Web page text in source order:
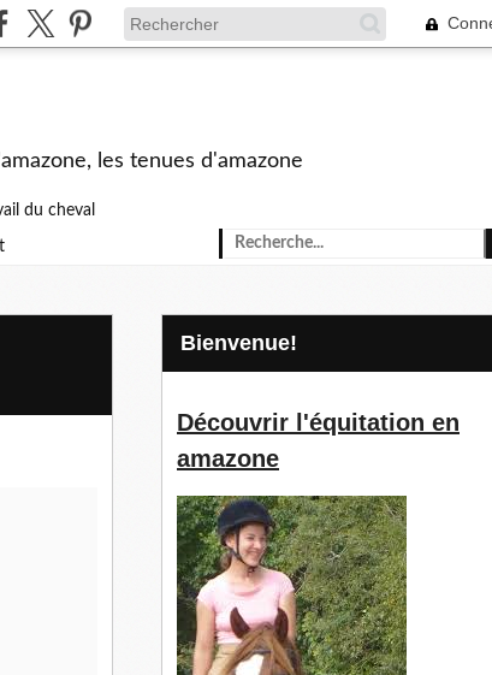
les tenues d'amazone
du cheval
Bienvenue!
Découvrir l'équitation en
amazone